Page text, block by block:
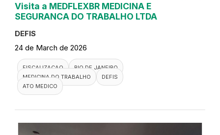
Visita a MEDFLEXBR MEDICINA E
SEGURANCA DO TRABALHO LTDA
DEFIS
24 de March de 2026
FISCALIZACAO
RIO DE JANEIRO
MEDICINA DO TRABALHO
DEFIS
ATO MEDICO